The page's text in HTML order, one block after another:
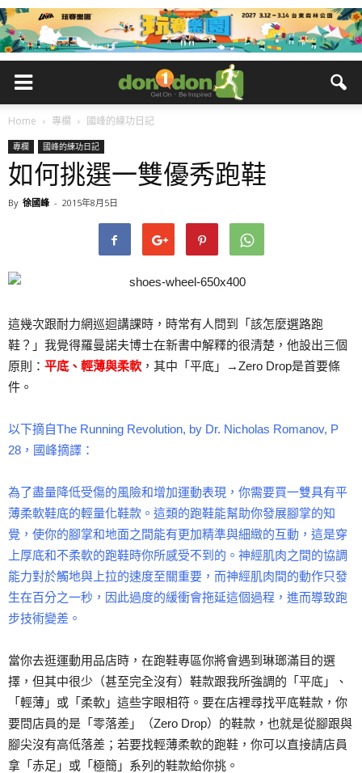
Home 專欄 國峰的練功日記
專欄 國峰的練功日記
如何挑選一雙優秀跑鞋
By 徐國峰 - 2015年8月5日
這幾次跟耐力網巡迴講課時，時常有人問到「該怎麼選路跑
鞋？」我覺得羅曼諾夫博士在新書中解釋的很清楚，他設出三個
原則： 平底、輕薄與柔軟 ，其中「平底」→Zero Drop是首要條
件。
以下摘自The Running Revolution, by Dr. Nicholas Romanov, P
28，國峰摘譯：
為了盡量降低受傷的風險和增加運動表現，你需要買一雙具有平
薄柔軟鞋底的輕量化鞋款。這類的跑鞋能幫助你發展腳掌的知
覺，使你的腳掌和地面之間能有更加精準與細緻的互動，這是穿
上厚底和不柔軟的跑鞋時你所感受不到的。神經肌肉之間的協調
能力對於觸地與上拉的速度至關重要，而神經肌肉間的動作只發
生在百分之一秒，因此過度的緩衝會拖延這個過程，進而導致跑
步技術變差。
當你去逛運動用品店時，在跑鞋專區你將會遇到琳瑯滿目的選
擇，但其中很少（甚至完全沒有）鞋款跟我所強調的「平底」、
「輕薄」或「柔軟」這些字眼相符。要在店裡尋找平底鞋款，你
要問店員的是「零落差」（Zero Drop）的鞋款，也就是從腳跟與
腳尖沒有高低落差；若要找輕薄柔軟的跑鞋，你可以直接請店員
拿「赤足」或「極簡」系列的鞋款給你挑。